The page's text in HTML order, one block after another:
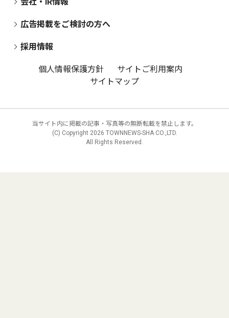
広告掲載をご検討の方へ
採用情報
個人情報保護方針
サイトご利用案内
サイトマップ
当サイト内に掲載の記事・写真等の無断転載を禁止します。
(C) Copyright 2026 TOWNNEWS-SHA CO.,LTD.
All Rights Reserved.